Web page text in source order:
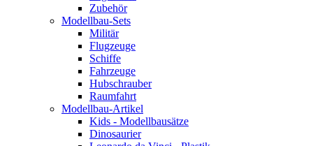
Zubehör
Modellbau-Sets
Militär
Flugzeuge
Schiffe
Fahrzeuge
Hubschrauber
Raumfahrt
Modellbau-Artikel
Kids - Modellbausätze
Dinosaurier